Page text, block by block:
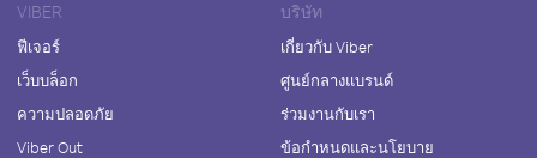
VIBER
ฟีเจอร์
เว็บบล็อก
ความปลอดภัย
Viber Out
บริษัท
เกี่ยวกับ Viber
ศูนย์กลางแบรนด์
ร่วมงานกับเรา
ข้อกำหนดและนโยบาย